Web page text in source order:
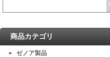
商品カテゴリ
ゼノア製品